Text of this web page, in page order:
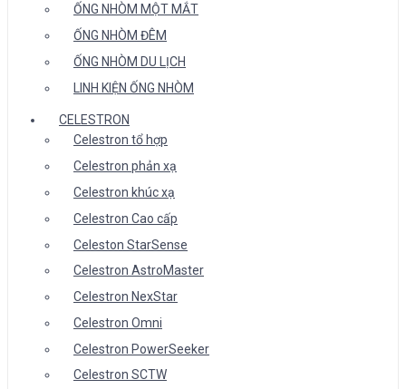
ỐNG NHÒM MỘT MẮT
ỐNG NHÒM ĐÊM
ỐNG NHÒM DU LỊCH
LINH KIỆN ỐNG NHÒM
CELESTRON
Celestron tổ hợp
Celestron phản xạ
Celestron khúc xạ
Celestron Cao cấp
Celeston StarSense
Celestron AstroMaster
Celestron NexStar
Celestron Omni
Celestron PowerSeeker
Celestron SCTW